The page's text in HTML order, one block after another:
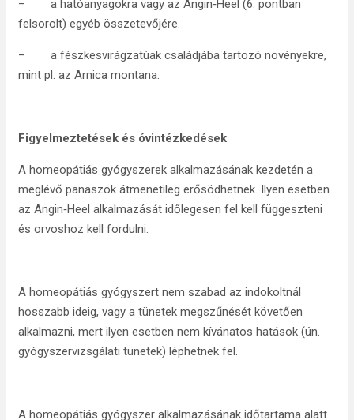
– a hatóanyagokra vagy az Angin‑Heel (6. pontban
felsorolt) egyéb összetevőjére.
– a fészkesvirágzatúak családjába tartozó növényekre,
mint pl. az Arnica montana.
Figyelmeztetések és óvintézkedések
A homeopátiás gyógyszerek alkalmazásának kezdetén a
meglévő panaszok átmenetileg erősödhetnek. Ilyen esetben
az Angin‑Heel alkalmazását időlegesen fel kell függeszteni
és orvoshoz kell fordulni.
A homeopátiás gyógyszert nem szabad az indokoltnál
hosszabb ideig, vagy a tünetek megszűnését követően
alkalmazni, mert ilyen esetben nem kívánatos hatások (ún.
gyógyszervizsgálati tünetek) léphetnek fel.
A homeopátiás gyógyszer alkalmazásának időtartama alatt